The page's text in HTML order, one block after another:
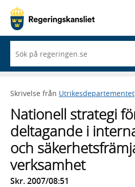
du
börjar
skriva
framträder
lista
med
sökförslag
Skrivelse från Utrikesdepartementet
Nationell strategi
deltagande i
och
verksamhet
Skr. 2007/08:51